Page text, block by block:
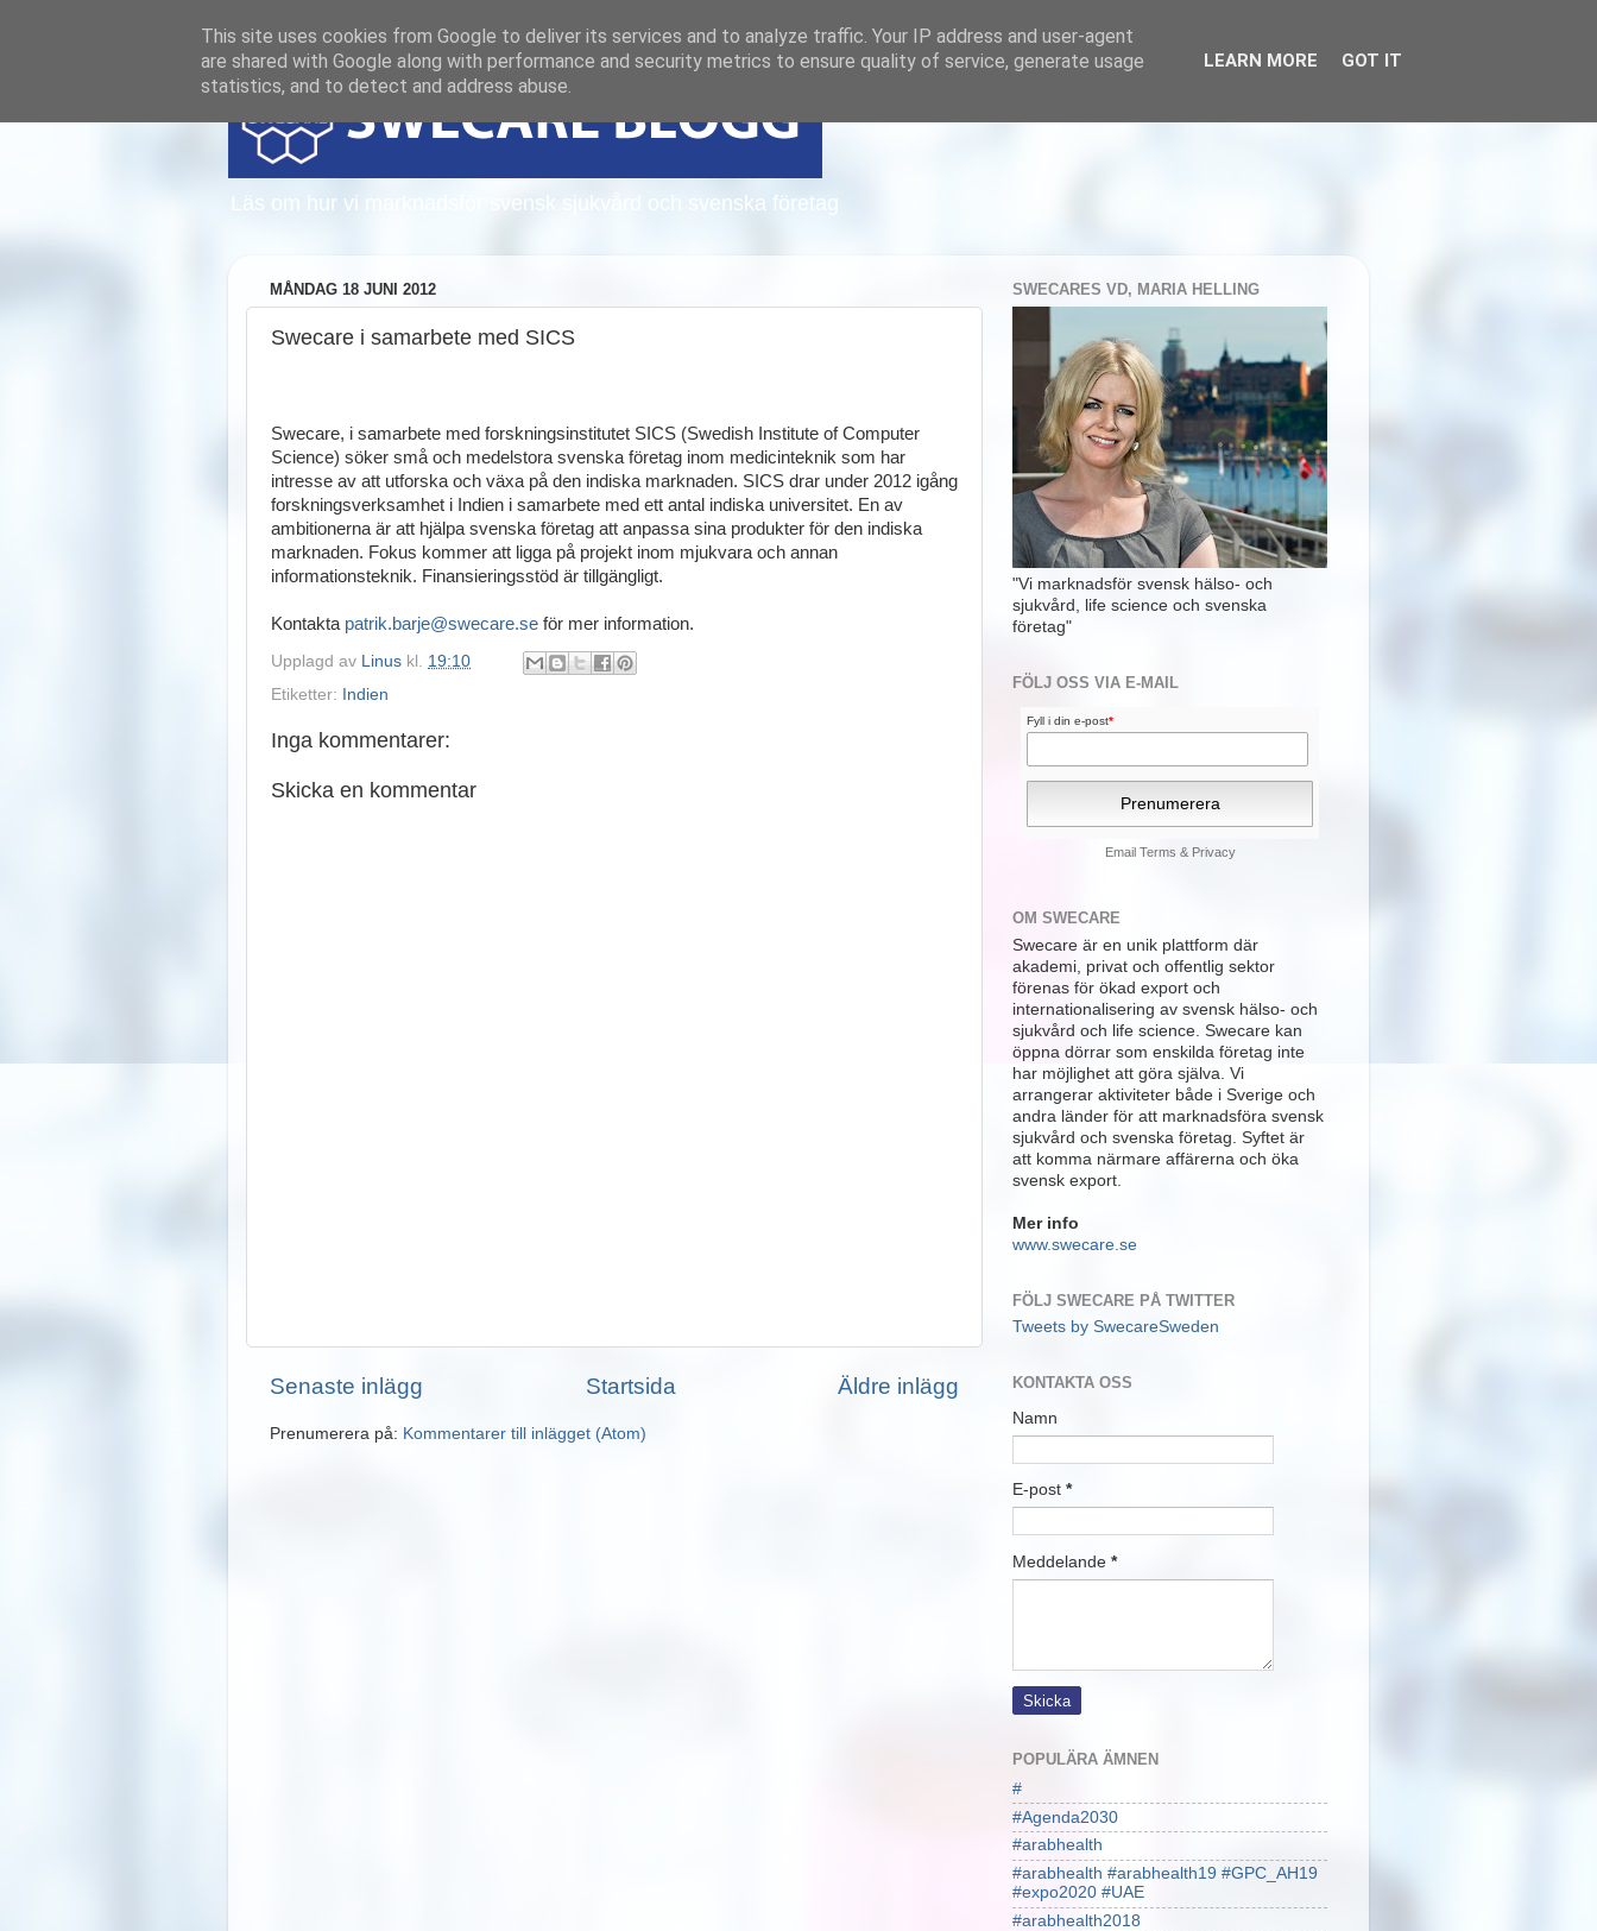
Läs om hur vi marknadsför svensk sjukvård och svenska företag
MÅNDAG 18 JUNI 2012
Swecare i samarbete med SICS
Swecare, i samarbete med forskningsinstitutet SICS (Swedish Institute of Computer
Science) söker små och medelstora svenska företag inom medicinteknik som har
intresse av att utforska och växa på den indiska marknaden. SICS drar under 2012 igång
forskningsverksamhet i Indien i samarbete med ett antal indiska universitet. En av
ambitionerna är att hjälpa svenska företag att anpassa sina produkter för den indiska
marknaden. Fokus kommer att ligga på projekt inom mjukvara och annan
informationsteknik. Finansieringsstöd är tillgängligt.
Kontakta patrik.barje@swecare.se för mer information.
Upplagd av Linus kl. 19:10
Etiketter:
Indien
Inga kommentarer:
Skicka en kommentar
Senaste inlägg Äldre inlägg
Startsida
Prenumerera på: Kommentarer till inlägget (Atom)
SWECARES VD, MARIA HELLING
"Vi marknadsför svensk hälso- och
sjukvård, life science och svenska
företag"
FÖLJ OSS VIA E-MAIL
Fyll i din e-post*
Email Terms & Privacy
OM SWECARE
Swecare är en unik plattform där
akademi, privat och offentlig sektor
förenas för ökad export och
internationalisering av svensk hälso- och
sjukvård och life science. Swecare kan
öppna dörrar som enskilda företag inte
har möjlighet att göra själva. Vi
arrangerar aktiviteter både i Sverige och
andra länder för att marknadsföra svensk
sjukvård och svenska företag. Syftet är
att komma närmare affärerna och öka
svensk export.
Mer info
www.swecare.se
FÖLJ SWECARE PÅ TWITTER
Tweets by SwecareSweden
KONTAKTA OSS
Namn
E-post *
Meddelande *
POPULÄRA ÄMNEN
#
#Agenda2030
#arabhealth
#arabhealth #arabhealth19 #GPC_AH19
#expo2020 #UAE
#arabhealth2018
This site uses cookies from Google to deliver its services and to analyze traffic. Your IP address and user-agent
are shared with Google along with performance and security metrics to ensure quality of service, generate usage
statistics, and to detect and address abuse.
LEARN MORE GOT IT